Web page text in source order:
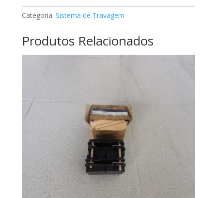
travão
A0034207020
Categoria: Sistema de Travagem
Produtos Relacionados